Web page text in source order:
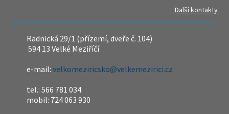
Další kontakty
Radnická 29/1 (přízemí, dveře č. 104)
594 13 Velké Meziříčí
e-mail:velkomeziricsko@velkemezirici.cz
tel.: 566 781 034
mobil: 724 063 930